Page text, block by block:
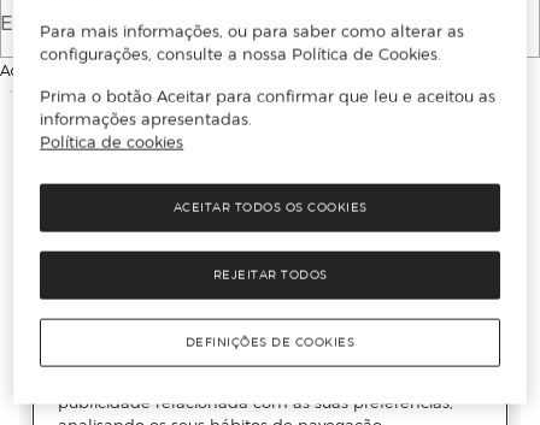
E-mail
Ao continuar, aceitas as
Para mais informações, ou para saber como alterar as
configurações, consulte a nossa Política de Cookies.
Prima o botão Aceitar para confirmar que leu e aceitou as
informações apresentadas.
Política de cookies
REJEITAR TODOS
ACEITAR TODOS OS COOKIES
DEFINIÇÕES DE COOKIES